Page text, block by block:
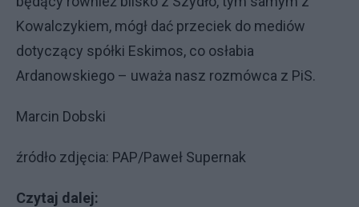
Kowalczykiem, mógł dać przeciek do mediów
dotyczący spółki Eskimos, co osłabia
Ardanowskiego – uważa nasz rozmówca z PiS.
Marcin Dobski
źródło zdjęcia: PAP/Paweł Supernak
Czytaj dalej: